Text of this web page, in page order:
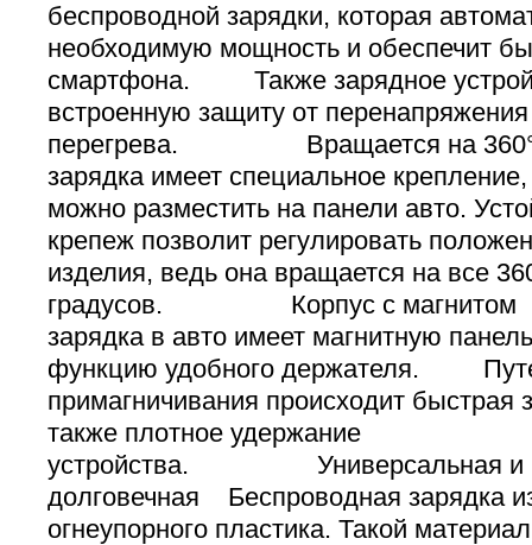
беспроводной зарядки, которая
необходимую мощность и обеспечит
смартфона. Также зарядное
встроенную защиту от
перегрева. Вращается на 360°
зарядка имеет специальное
можно разместить на панели авто.
крепеж позволит регулировать
изделия, ведь она вращается на все
градусов. Корпус с магнитом
зарядка в авто имеет магнитную
функцию удобного держателя.
примагничивания происходит быстрая
также плотное удержание
устройства. Универсальная и
долговечная Беспроводная зарядка
огнеупорного пластика. Такой